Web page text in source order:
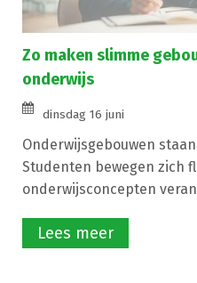
Zo maken slimme
onderwijs
dinsdag 16 juni
Onderwijsgebouwen
Studenten bewegen zich
onderwijsconcepten
Lees meer